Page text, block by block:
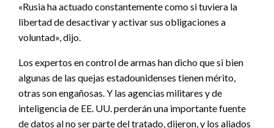
«Rusia ha actuado constantemente como si tuviera la
libertad de desactivar y activar sus obligaciones a
voluntad», dijo.
Los expertos en control de armas han dicho que si bien
algunas de las quejas estadounidenses tienen mérito,
otras son engañosas. Y las agencias militares y de
inteligencia de EE. UU. perderán una importante fuente
de datos al no ser parte del tratado, dijeron, y los aliados